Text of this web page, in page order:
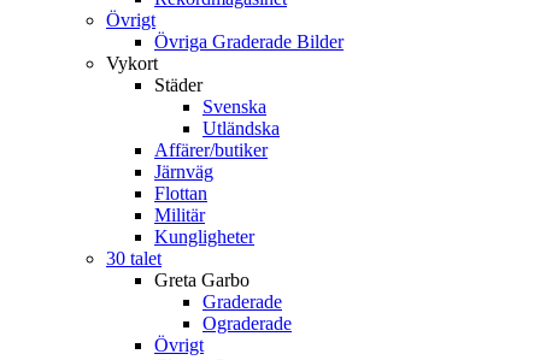
Övrigt
Övriga Graderade Bilder
Vykort
Städer
Svenska
Utländska
Affärer/butiker
Järnväg
Flottan
Militär
Kungligheter
30 talet
Greta Garbo
Graderade
Ograderade
Övrigt